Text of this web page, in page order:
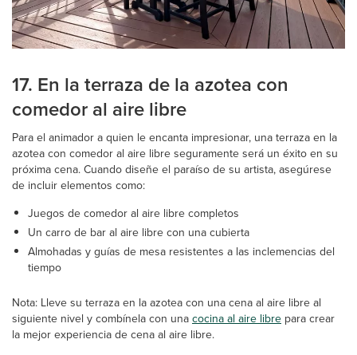
17. En la terraza de la azotea con
comedor al aire libre
Para el animador a quien le encanta impresionar, una terraza en la
azotea con comedor al aire libre seguramente será un éxito en su
próxima cena. Cuando diseñe el paraíso de su artista, asegúrese
de incluir elementos como:
Juegos de comedor al aire libre completos
Un carro de bar al aire libre con una cubierta
Almohadas y guías de mesa resistentes a las inclemencias del
tiempo
Nota: Lleve su terraza en la azotea con una cena al aire libre al
siguiente nivel y combínela con unacocina al aire libre para crear
la mejor experiencia de cena al aire libre.